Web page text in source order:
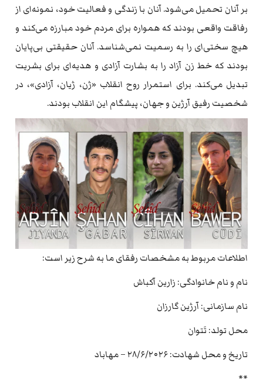
بر آنان تحمیل می‌شود. آنان با زندگی و فعالیت خود، نمونه‌ای از
رفاقت واقعی بودند که همواره برای مردم خود مبارزه می‌کند و
هیچ سختی‌ای را به رسمیت نمی‌شناسد. آنان حقیقتی بی‌پایان
بودند که خط زن آزاد را به بشارت آزادی و هدیه‌ای برای بشریت
تبدیل می‌کند. برای استمرار روح انقلاب «ژن، ژیان، آزادی»، در
شخصیت رفیق آرژین و جهان، پیشگام این انقلاب بودند.
اطلاعات مربوط به مشخصات رفقای ما به شرح زیر است:
نام و نام خانوادگی: زارین آکباش
نام سازمانی: آرژین گارزان
محل تولد: تَتوان
تاریخ و محل شهادت: ۲۸/۶/۲۰۲۶ – مهاباد
**